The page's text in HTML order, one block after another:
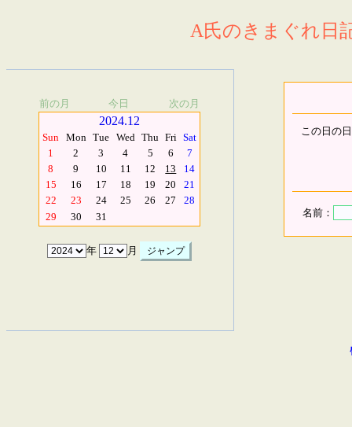
A氏のきまぐれ日
前の月 今日 次の月
2024.12
Sun Mon Tue Wed Thu Fri Sat
1
2 3 4 5 6
7
8
9 10 11 12 13
14
15
16 17 18 19 20
21
22
23 24 25 26 27
28
29
30 31
年 月
この日の
名前：